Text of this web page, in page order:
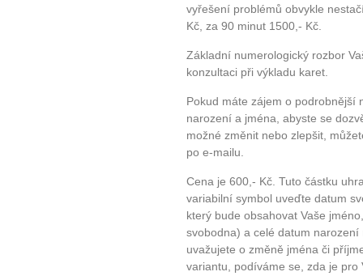
vyřešení problémů obvykle
Kč, za 90 minut 1500,- Kč.
Základní numerologický rozbor
konzultaci při výkladu karet.
Pokud máte zájem o podrobnější
narození a jména, abyste se
možné změnit nebo zlepšit,
po e-mailu.
Cena je 600,- Kč. Tuto částku
variabilní symbol uveďte datum
který bude obsahovat Vaše
svobodna) a celé datum
uvažujete o změně jména či
variantu, podíváme se, zda je pro